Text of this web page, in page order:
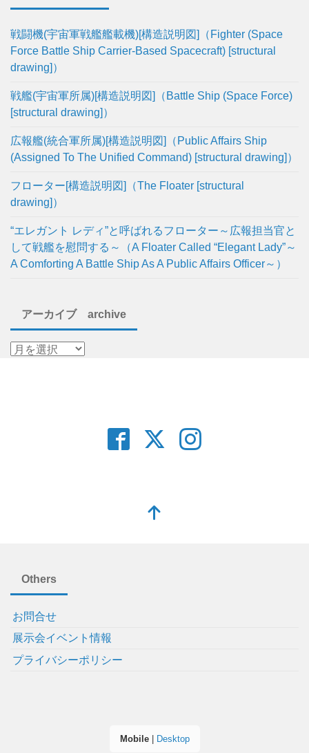
戦闘機(宇宙軍戦艦艦載機)[構造説明図]（Fighter (Space
Force Battle Ship Carrier-Based Spacecraft) [structural
drawing]）
戦艦(宇宙軍所属)[構造説明図]（Battle Ship (Space Force)
[structural drawing]）
広報艦(統合軍所属)[構造説明図]（Public Affairs Ship
(Assigned To The Unified Command) [structural drawing]）
フローター[構造説明図]（The Floater [structural
drawing]）
“エレガント レディ”と呼ばれるフローター～広報担当官と
して戦艦を慰問する～（A Floater Called “Elegant Lady”～
A Comforting A Battle Ship As A Public Affairs Officer～）
アーカイブ archive
Others
お問合せ
展示会イベント情報
プライバシーポリシー
Mobile| Desktop